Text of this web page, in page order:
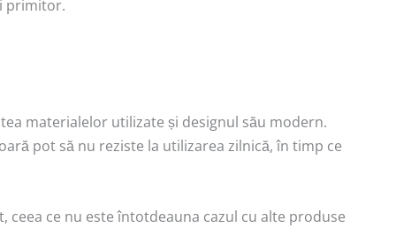
primitor.
materialelor utilizate și designul său modern.
pot să nu reziste la utilizarea zilnică, în timp ce
ceea ce nu este întotdeauna cazul cu alte produse